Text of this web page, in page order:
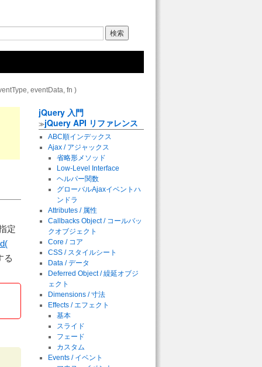
eventData, fn )
定
る
jQuery 入門
≫jQuery API リファレンス
ABC順インデックス
Ajax / アジャックス
省略形メソッド
Low-Level Interface
ヘルパー関数
グローバルAjaxイベントハ
ンドラ
Attributes / 属性
Callbacks Object / コールバッ
クオブジェクト
Core / コア
CSS / スタイルシート
Data / データ
Deferred Object / 繰延オブジ
ェクト
Dimensions / 寸法
Effects / エフェクト
基本
スライド
フェード
カスタム
Events / イベント